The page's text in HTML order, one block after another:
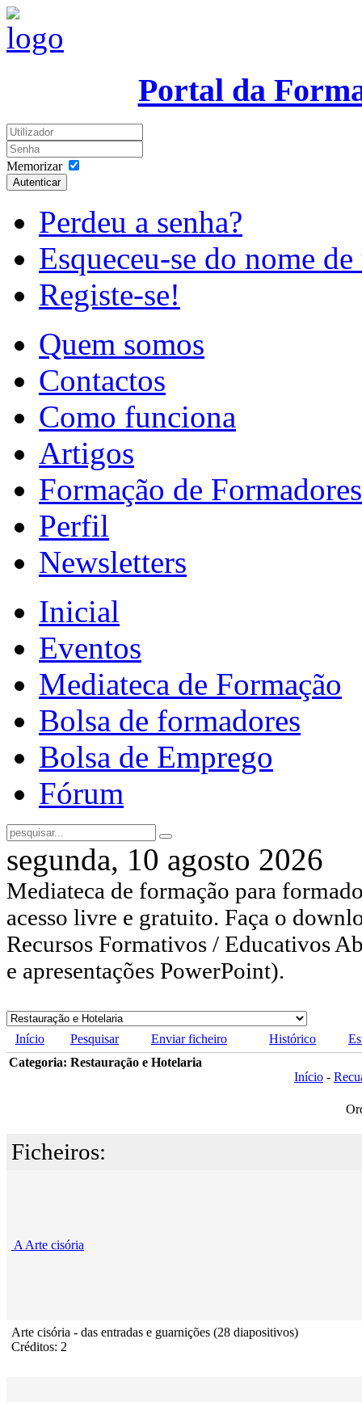
Portal da
Memorizar
Autenticar
Perdeu a senha?
Esqueceu-se do nome
Registe-se!
Quem somos
Contactos
Como funciona
Artigos
Formação de Formadores
Perfil
Newsletters
Inicial
Eventos
Mediateca de Formação
Bolsa de formadores
Bolsa de Emprego
Fórum
segunda, 10 agosto 2026
Mediateca de formação para
acesso livre e gratuito. Faça o
Recursos Formativos / Educativos
e apresentações PowerPoint).
Início Pesquisar Enviar ficheiro Histórico
Categoria: Restauração e Hotelaria
Início -
Ficheiros:
A Arte cisória
Arte cisória - das entradas e guarnições (28 diapositivos)
Créditos: 2